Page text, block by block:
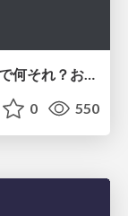
PHP に部分適用が来るぞ！……ところで何それ？おいしいの？ #phpcon / phpcon-2026
0 550